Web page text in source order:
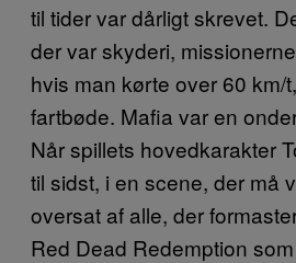
til tider var dårligt skrevet.
der var skyderi,
hvis man kørte over 60 km/
fartbøde. Mafia var en
Når spillets hovedkarakter
til sidst, i en scene, der må
oversat af alle, der
Red Dead Redemption som